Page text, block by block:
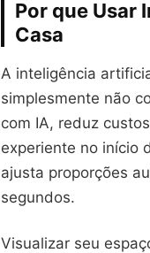
Por que Usar
Casa
A inteligência
simplesmente não
com IA, reduz
experiente no início
ajusta proporções
segundos.
Visualizar seu